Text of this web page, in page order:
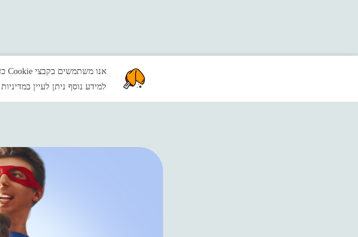
אנו משתמשים בקבצי Cookie כדי להבטיח שתקבל את חוויית השימוש הטובה ביותר באתר. בלחיצה על "אישור" אתם מסכימים לשימוש שלנו בקבצי Cookie.
למידע נוסף ניתן לעיין